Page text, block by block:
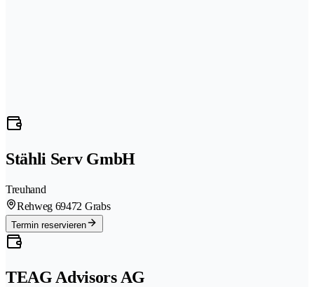
Stähli Serv GmbH
Treuhand
Rehweg 69472 Grabs
Termin reservieren
TEAG Advisors AG